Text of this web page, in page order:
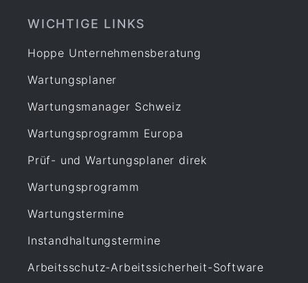
WICHTIGE LINKS
Hoppe Unternehmensberatung
Wartungsplaner
Wartungsmanager Schweiz
Wartungsprogramm Europa
Prüf- und Wartungsplaner direk
Wartungsprogramm
Wartungstermine
Instandhaltungstermine
Arbeitsschutz-Arbeitssicherheit-Software